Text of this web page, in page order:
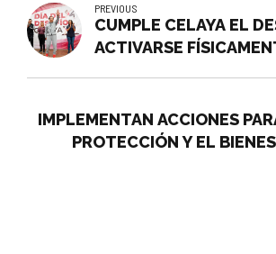
PREVIOUS
CUMPLE CELAYA EL
ACTIVARSE
IMPLEMENTAN ACCIONES
PROTECCIÓN Y EL